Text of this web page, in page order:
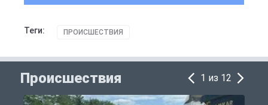
Теги: ПРОИСШЕСТВИЯ
Происшествия 1 из 12